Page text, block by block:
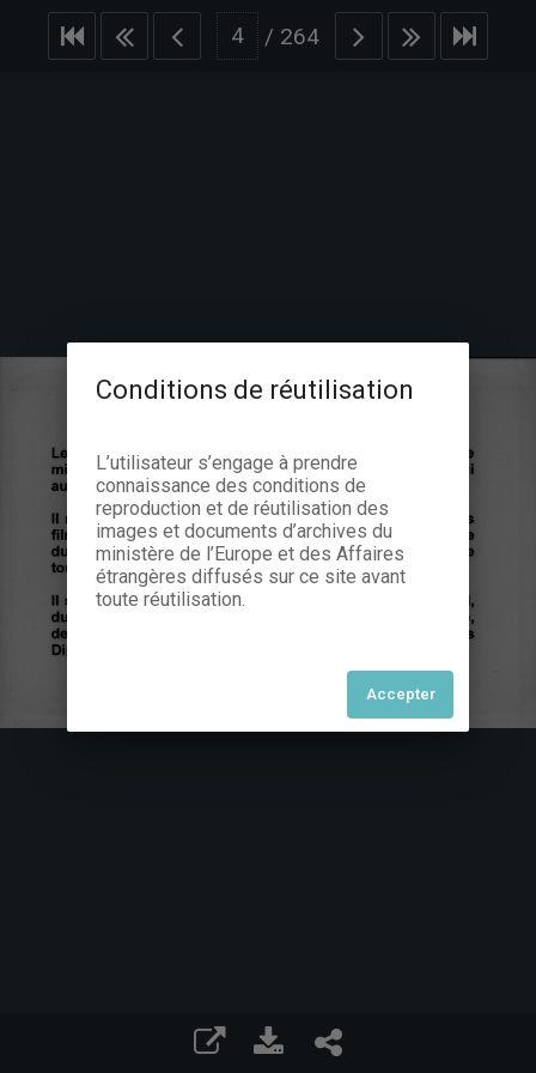
/ 264
Conditions de réutilisation
L’utilisateur s’engage à prendre
connaissance des conditions de
reproduction et de réutilisation des
images et documents d’archives du
ministère de l’Europe et des Affaires
étrangères diffusés sur ce site avant
toute réutilisation.